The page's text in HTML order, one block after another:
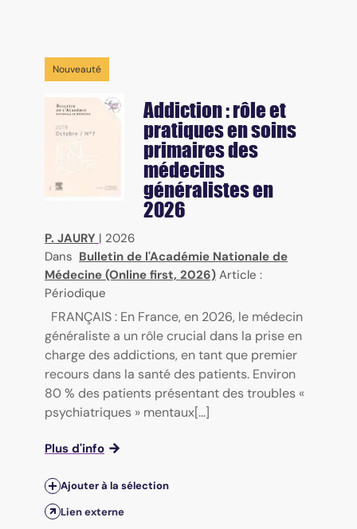
Nouveauté
Addiction : rôle et
pratiques en soins
primaires des
médecins
généralistes en
2026
P. JAURY | 2026
Dans Bulletin de l'Académie Nationale de
Médecine (Online first, 2026) Article :
Périodique
FRANÇAIS : En France, en 2026, le médecin
généraliste a un rôle crucial dans la prise en
charge des addictions, en tant que premier
recours dans la santé des patients. Environ
80 % des patients présentant des troubles «
psychiatriques » mentaux[...]
Plus d'info
Ajouter à la sélection
Lien externe